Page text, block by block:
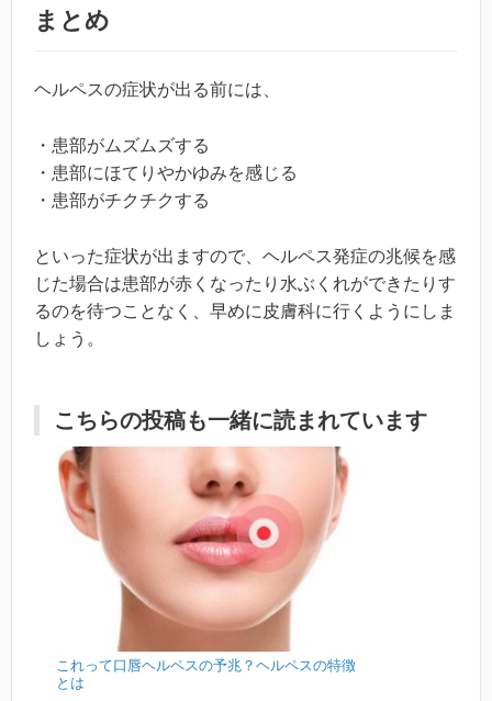
まとめ
ヘルペスの症状が出る前には、
・患部がムズムズする
・患部にほてりやかゆみを感じる
・患部がチクチクする
といった症状が出ますので、ヘルペス発症の兆候を感
じた場合は患部が赤くなったり水ぶくれができたりす
るのを待つことなく、早めに皮膚科に行くようにしま
しょう。
こちらの投稿も一緒に読まれています
これって口唇ヘルペスの予兆？ヘルペスの特徴
とは